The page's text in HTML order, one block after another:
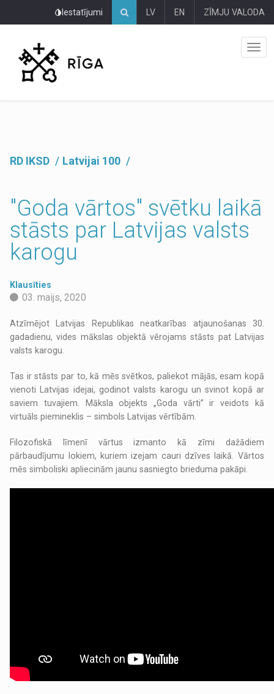
Iestatījumi LV EN ZĪMJU VALODA
RD IKSD Latvijai 100
"Goda vārtos" svētku laikā
stāsts par Latvijas valsts
karogu
Klausīties
03. maijs, 2020
Atzīmējot Latvijas Republikas neatkarības atjaunošanas 30.
gadadienu, vides mākslas objektā vērojams stāsts pat Latvijas
valsts karogu.
Tas ir stāsts par to, kā mēs svētkos, paliekot mājās, esam kopā
vienoti Latvijas idejai, godinot valsts karogu un svinot kopā ar
saviem tuvajiem. Māksla objekts „Goda vārti” ir veidots kā
virtuāls piemineklis – simbols Latvijas vērtībām.
Filozofiskā līmenī vārtus izmanto kā zīmi dažādiem
pārbaudījumu lokiem, kuriem izejam cauri dzīves laikā. Vārtos
mēs simboliski apliecinām jaunu sasniegto brieduma pakāpi.